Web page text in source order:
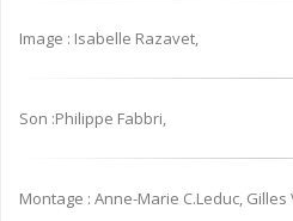
Image : Isabelle Razavet,
Son :Philippe Fabbri,
Montage : Anne-Marie C.Leduc, Gilles